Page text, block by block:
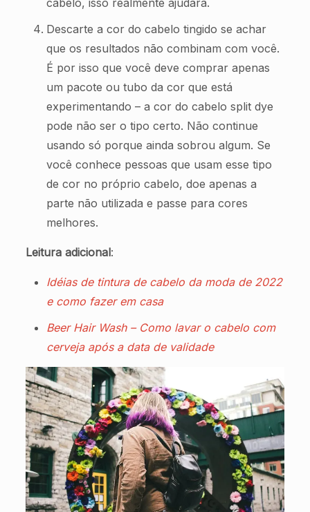
cabelo, isso realmente ajudará.
Descarte a cor do cabelo tingido se achar
que os resultados não combinam com você.
É por isso que você deve comprar apenas
um pacote ou tubo da cor que está
experimentando – a cor do cabelo split dye
pode não ser o tipo certo. Não continue
usando só porque ainda sobrou algum. Se
você conhece pessoas que usam esse tipo
de cor no próprio cabelo, doe apenas a
parte não utilizada e passe para cores
melhores.
Leitura adicional:
Idéias de tintura de cabelo da moda de 2022
e como fazer em casa
Beer Hair Wash – Como lavar o cabelo com
cerveja após a data de validade